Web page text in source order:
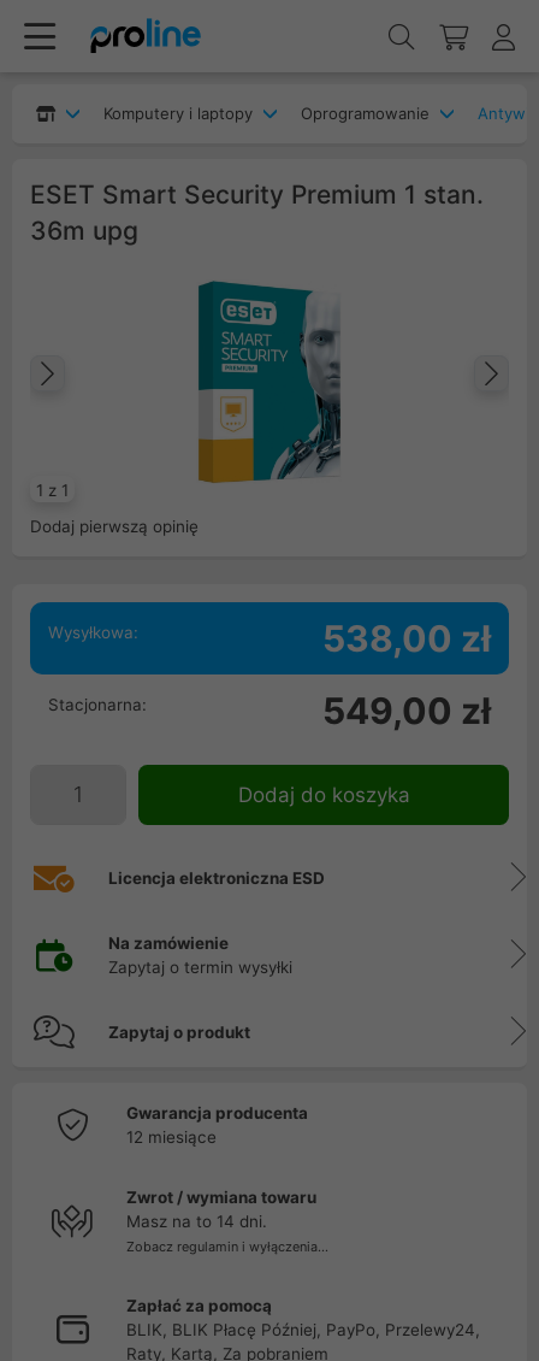
Komputery i laptopy Oprogramowanie
ESET Smart Security Premium 1 stan.
36m upg
1 z 1
Poprzedni
Dodaj pierwszą opinię
Wysyłkowa: 538,00 zł
Stacjonarna: 549,00 zł
Dodaj do koszyka
Licencja elektroniczna ESD
Na zamówienie
Zapytaj o termin wysyłki
Zapytaj o produkt
Gwarancja producenta
12 miesiące
Zwrot / wymiana towaru
Masz na to 14 dni.
Zobacz regulamin i wyłączenia...
Zapłać za pomocą
BLIK, BLIK Płacę Później, PayPo, Przelewy24,
Raty, Kartą, Za pobraniem